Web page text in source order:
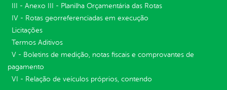
III - Anexo III - Planilha Orçamentária das Rotas
IV - Rotas georreferenciadas em execução
Licitações
Termos Aditivos
V - Boletins de medição, notas fiscais e comprovantes de
pagamento
VI - Relação de veículos próprios, contendo